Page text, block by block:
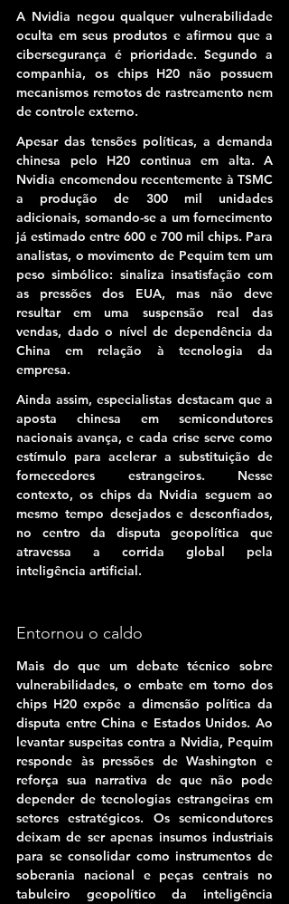
A Nvidia negou qualquer vulnerabilidade
cibersegurança é prioridade. Segundo a
companhia, os chips H20 não possuem
mecanismos remotos de rastreamento nem
de controle externo.
Apesar das tensões políticas, a demanda
chinesa pelo H20 continua em alta. A
Nvidia encomendou recentemente à TSMC
a produção de 300 mil unidades
adicionais, somando-se a um fornecimento
já estimado entre 600 e 700 mil chips. Para
analistas, o movimento de Pequim tem um
peso simbólico: sinaliza insatisfação com
as pressões dos EUA, mas não deve
resultar em uma suspensão real das
vendas, dado o nível de dependência da
China em relação à tecnologia da
empresa.
Ainda assim, especialistas destacam que a
aposta chinesa em semicondutores
nacionais avança, e cada crise serve como
estímulo para acelerar a substituição de
fornecedores estrangeiros. Nesse
contexto, os chips da Nvidia seguem ao
mesmo tempo desejados e desconfiados,
no centro da disputa geopolítica que
atravessa a corrida global pela
inteligência artificial.
Entornou o caldo
Mais do que um debate técnico sobre
vulnerabilidades, o embate em torno dos
chips H20 expõe a dimensão política da
disputa entre China e Estados Unidos. Ao
levantar suspeitas contra a Nvidia, Pequim
responde às pressões de Washington e
reforça sua narrativa de que não pode
depender de tecnologias estrangeiras em
setores estratégicos. Os semicondutores
deixam de ser apenas insumos industriais
para se consolidar como instrumentos de
soberania nacional e peças centrais no
tabuleiro geopolítico da inteligência